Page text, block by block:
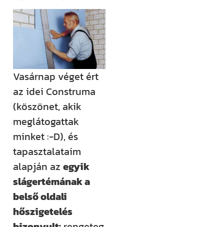
Vasárnap véget ért
az idei Construma
(köszönet, akik
meglátogattak
minket :-D), és
tapasztalataim
alapján azegyik
slágertémának a
belső oldali
hőszigetelés